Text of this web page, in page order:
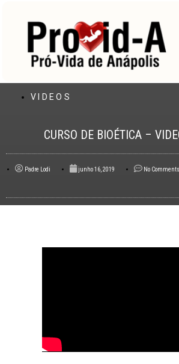
VIDEOS
CURSO DE BIOÉTICA –
Padre Lodi junho 16, 2019 No Comments